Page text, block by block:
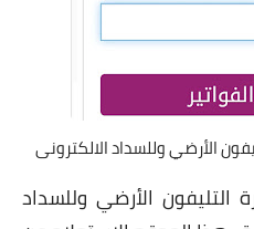
الأرضي وللسداد الالكترونى
التليفون الأرضي وللسداد